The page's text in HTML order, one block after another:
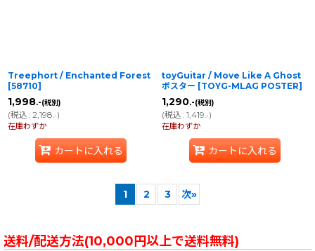
Treephort / Enchanted Forest
[58710]
1,998.-(税別)
(税込: 2,198.-)
在庫わずか
カートに入れる
toyGuitar / Move Like A Ghost
ポスター [TOYG-MLAG POSTER]
1,290.-(税別)
(税込: 1,419.-)
在庫わずか
カートに入れる
1 2 3 次»
送料/配送方法(10,000円以上で送料無料)